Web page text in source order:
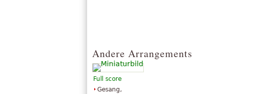
Andere Arrangements
Full score
Gesang,